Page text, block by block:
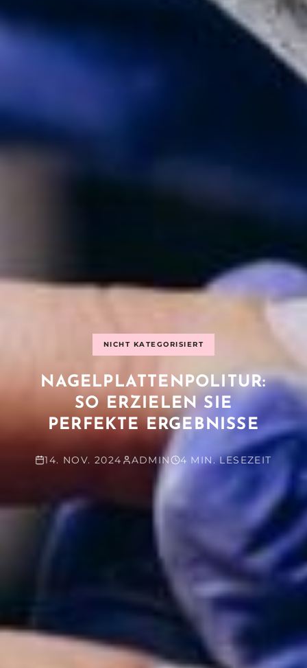
NICHT KATEGORISIERT
NAGELPLATTENPOLITUR:
SO ERZIELEN SIE
PERFEKTE ERGEBNISSE
14. NOV. 2024 ADMIN 4 MIN. LESEZEIT